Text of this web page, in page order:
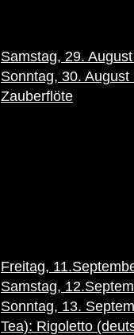
Samstag, 29.
Sonntag, 30.
Zauberflöte
Freitag,
Samstag,
Sonntag, 13.
Tea): Rigoletto